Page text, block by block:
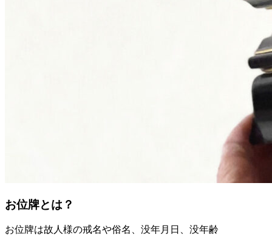
お位牌とは？
お位牌は故人様の戒名や俗名、没年月日、没年齢